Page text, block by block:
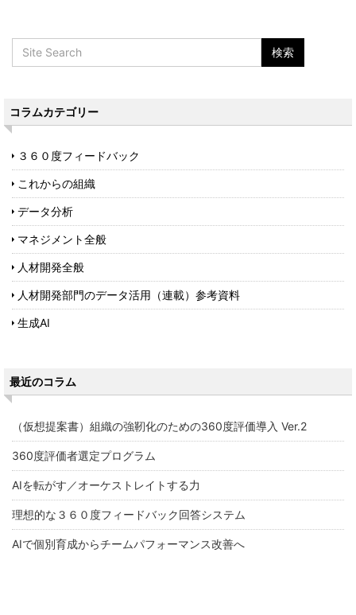
コラムカテゴリー
３６０度フィードバック
これからの組織
データ分析
マネジメント全般
人材開発全般
人材開発部門のデータ活用（連載）参考資料
生成AI
最近のコラム
（仮想提案書）組織の強靭化のための360度評価導入 Ver.2
360度評価者選定プログラム
AIを転がす／オーケストレイトする力
理想的な３６０度フィードバック回答システム
AIで個別育成からチームパフォーマンス改善へ